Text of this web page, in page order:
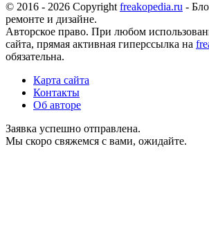
© 2016 - 2026 Copyright freakopedia.ru -
ремонте и дизайне.
Авторское право. При любом
сайта, прямая активная гиперссылка на
обязательна.
Карта сайта
Контакты
Об авторе
Заявка успешно отправлена.
Мы скоро свяжемся с вами, ожидайте.